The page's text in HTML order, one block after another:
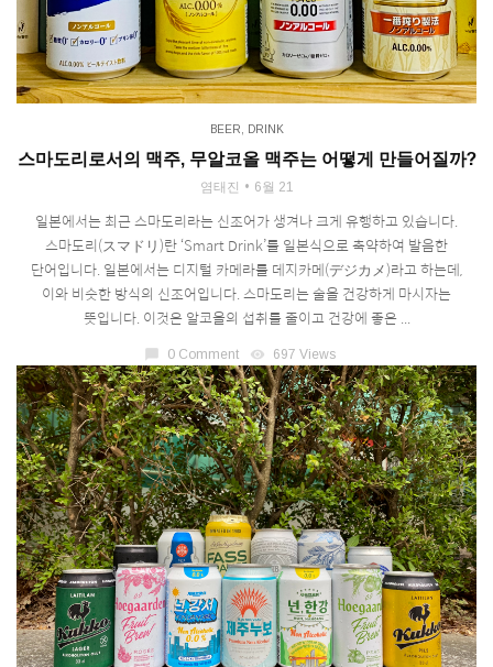
BEER DRINK
스마도리로서의 맥주, 무알코올 맥주는 어떻게 만들어질까?
염태진 6월 21
일본에서는 최근 스마도리라는 신조어가 생겨나 크게 유행하고 있습니다.
스마도리(スマドリ)란 ‘Smart Drink’를 일본식으로 축약하여 발음한
단어입니다. 일본에서는 디지털 카메라를 데지카메(デジカメ)라고 하는데,
이와 비슷한 방식의 신조어입니다. 스마도리는 술을 건강하게 마시자는
뜻입니다. 이것은 알코올의 섭취를 줄이고 건강에 좋은 ...
chat_bubble 0 Comment visibility 697 Views